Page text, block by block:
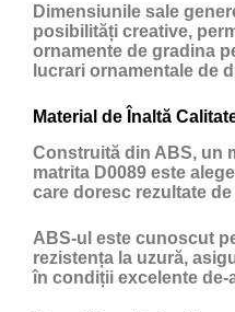
Dimensiunile sale
posibilități creative,
ornamente de gradina
lucrari ornamentale de
Material de Înaltă
Construită din ABS, un
matrita D0089 este
care doresc rezultate
ABS-ul este cunoscut
rezistența la uzură,
în condiții excelente